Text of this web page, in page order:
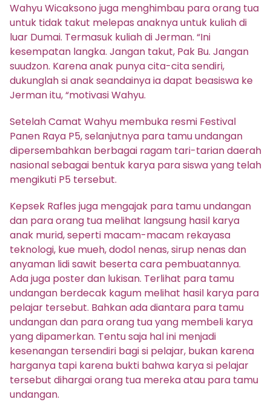
Wahyu Wicaksono juga menghimbau para orang tua
untuk tidak takut melepas anaknya untuk kuliah di
luar Dumai. Termasuk kuliah di Jerman. “Ini
kesempatan langka. Jangan takut, Pak Bu. Jangan
suudzon. Karena anak punya cita-cita sendiri,
dukunglah si anak seandainya ia dapat beasiswa ke
Jerman itu, “motivasi Wahyu.
Setelah Camat Wahyu membuka resmi Festival
Panen Raya P5, selanjutnya para tamu undangan
dipersembahkan berbagai ragam tari-tarian daerah
nasional sebagai bentuk karya para siswa yang telah
mengikuti P5 tersebut.
Kepsek Rafles juga mengajak para tamu undangan
dan para orang tua melihat langsung hasil karya
anak murid, seperti macam-macam rekayasa
teknologi, kue mueh, dodol nenas, sirup nenas dan
anyaman lidi sawit beserta cara pembuatannya.
Ada juga poster dan lukisan. Terlihat para tamu
undangan berdecak kagum melihat hasil karya para
pelajar tersebut. Bahkan ada diantara para tamu
undangan dan para orang tua yang membeli karya
yang dipamerkan. Tentu saja hal ini menjadi
kesenangan tersendiri bagi si pelajar, bukan karena
harganya tapi karena bukti bahwa karya si pelajar
tersebut dihargai orang tua mereka atau para tamu
undangan.